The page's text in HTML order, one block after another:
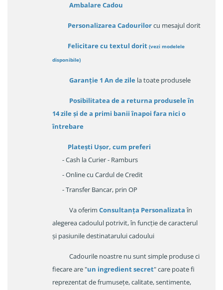
Ambalare Cadou
Personalizarea Cadourilorcu mesajul dorit
Felicitare cu textul dorit (vezi modelele
disponibile)
Garanție 1 An de zile la toate produsele
Posibilitatea de a returna produsele în
14 zileși de a primi banii înapoi fara nici o
întrebare
Platești Ușor, cum preferi
- Cash la Curier - Ramburs
- Online cu Cardul de Credit
- Transfer Bancar, prin OP
Va oferim Consultanța Personalizataîn
alegerea cadoulul potrivit, în funcție de caracterul
și pasiunile destinatarului cadoului
Cadourile noastre nu sunt simple produse ci
fiecare are "un ingredient secret" care poate fi
reprezentat de frumusețe, calitate, sentimente,